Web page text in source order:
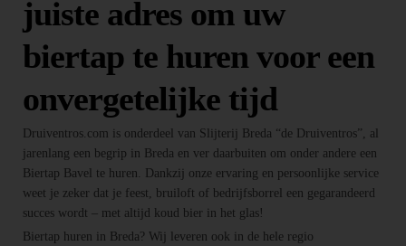
juiste adres om uw
biertap te huren voor een
onvergetelijke tijd
Druiventros.com is onderdeel van Slijterij Breda “de Druiventros”, al
jarenlang een begrip in Breda en ver daarbuiten om onder andere een
Biertap Bavel te huren. Dankzij onze ervaring en persoonlijke service
weet je zeker dat je feest, bruiloft of bedrijfsborrel een gegarandeerd
succes wordt – met altijd koud bier in het glas!
Biertap huren in Breda? Wij leveren ook in de hele regio